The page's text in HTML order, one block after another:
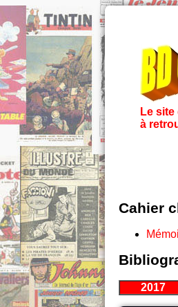
Le
à
Cahier
2017